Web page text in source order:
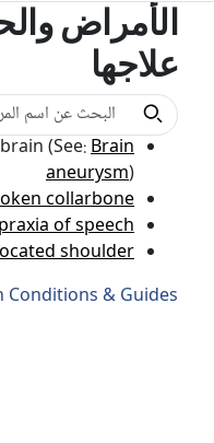
الأمراض
علاجها
(See:Brain
aneurysm)
collarbone
of speech
shoulder
Conditions & Guides